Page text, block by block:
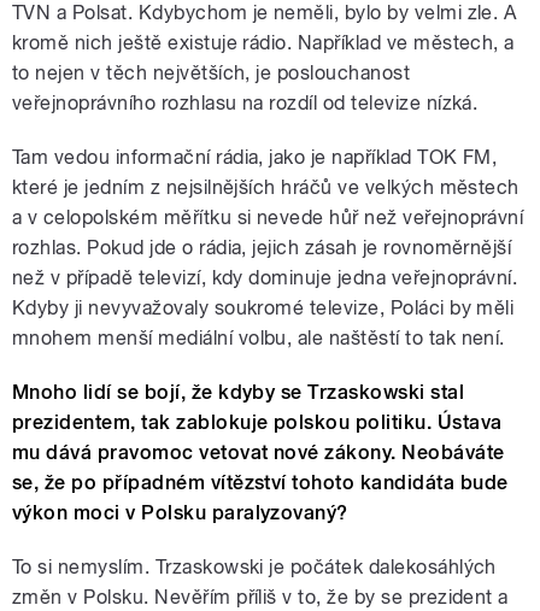
TVN a Polsat. Kdybychom je neměli, bylo by velmi zle. A
kromě nich ještě existuje rádio. Například ve městech, a
to nejen v těch největších, je poslouchanost
veřejnoprávního rozhlasu na rozdíl od televize nízká.
Tam vedou informační rádia, jako je například TOK FM,
které je jedním z nejsilnějších hráčů ve velkých městech
a v celopolském měřítku si nevede hůř než veřejnoprávní
rozhlas. Pokud jde o rádia, jejich zásah je rovnoměrnější
než v případě televizí, kdy dominuje jedna veřejnoprávní.
Kdyby ji nevyvažovaly soukromé televize, Poláci by měli
mnohem menší mediální volbu, ale naštěstí to tak není.
Mnoho lidí se bojí, že kdyby se Trzaskowski stal
prezidentem, tak zablokuje polskou politiku. Ústava
mu dává pravomoc vetovat nové zákony. Neobáváte
se, že po případném vítězství tohoto kandidáta bude
výkon moci v Polsku paralyzovaný?
To si nemyslím. Trzaskowski je počátek dalekosáhlých
změn v Polsku. Nevěřím příliš v to, že by se prezident a